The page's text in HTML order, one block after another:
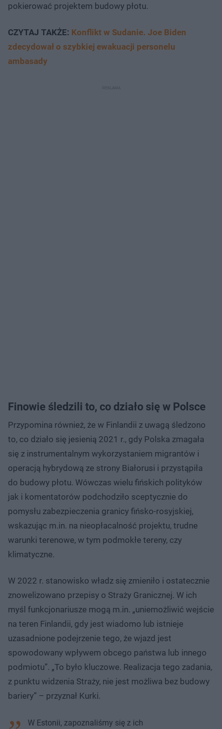
pokierować projektem budowy płotu.
CZYTAJ TAKŻE: Konflikt w Sudanie. Joe Biden
zdecydował o szybkiej ewakuacji personelu
ambasady
Finowie śledzili to, co działo się w Polsce
Przypomina również, że w Finlandii z uwagą śledzono
to, co działo się jesienią 2021 r., gdy Polska zmagała
się z instrumentalnym wykorzystaniem migrantów i
operacją hybrydową ze strony Białorusi i przystąpiła
do budowy płotu. Wówczas wielu fińskich polityków
jak i komentatorów podchodziło sceptycznie do
pomysłu zabezpieczenia granicy fińsko-rosyjskiej,
wskazując m.in. na nieopłacalność projektu, trudne
warunki terenowe, w tym podmokłe tereny, czy
klimatyczne.
W 2022 r. stanowisko władz się zmieniło i ostatecznie
znowelizowano przepisy o Straży Granicznej. W ich
myśl funkcjonariusze mogą m.in. „uniemożliwić wejście
na teren Finlandii, gdy jest wiadomo lub istnieje
uzasadnione podejrzenie tego, że wjazd jest
spowodowany wpływem obcego państwa lub innego
podmiotu”. „To było kluczowe. Realizacja tego zadania,
z punktu widzenia Straży, nie jest możliwa bez budowy
bariery” – przyznał Kurki.
W Estonii, zapoznaliśmy się z ich